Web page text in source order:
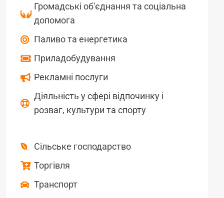
Громадські об'єднання та соціальна
допомога
Паливо та енергетика
Приладобудування
Рекламні послуги
Діяльність у сфері відпочинку і
розваг, культури та спорту
Сільське господарство
Торгівля
Транспорт